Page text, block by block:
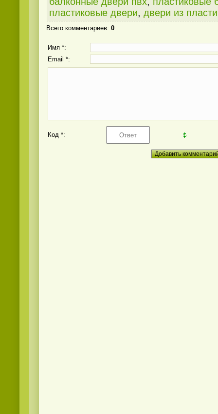
пластиковые двери, двери из
Всего комментариев: 0
Имя *:
Email *:
Код *: